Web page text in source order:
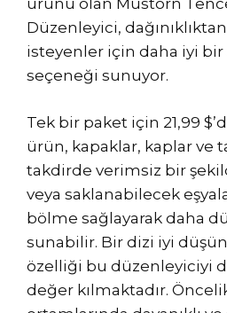
ürünü olan Mustorn
Düzenleyici,
isteyenler için daha iyi
seçeneği sunuyor.
Tek bir paket için 21,99
ürün, kapaklar, kaplar ve
takdirde verimsiz bir
veya saklanabilecek
bölme sağlayarak daha
sunabilir. Bir dizi iyi
özelliği bu düzenleyiciyi
değer kılmaktadır.